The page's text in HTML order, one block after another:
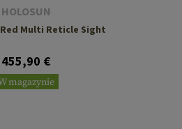
HOLOSUN
HS507COMP Red Multi Reticle Sight
455,90 €
magazynie